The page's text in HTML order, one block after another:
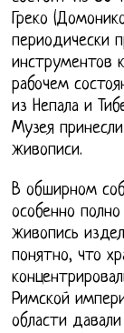
Греко
периодически
инструментов
рабочем
из Непала и
Музея
живописи.
В обширном
особенно
живопись
понятно, что
Римской
области